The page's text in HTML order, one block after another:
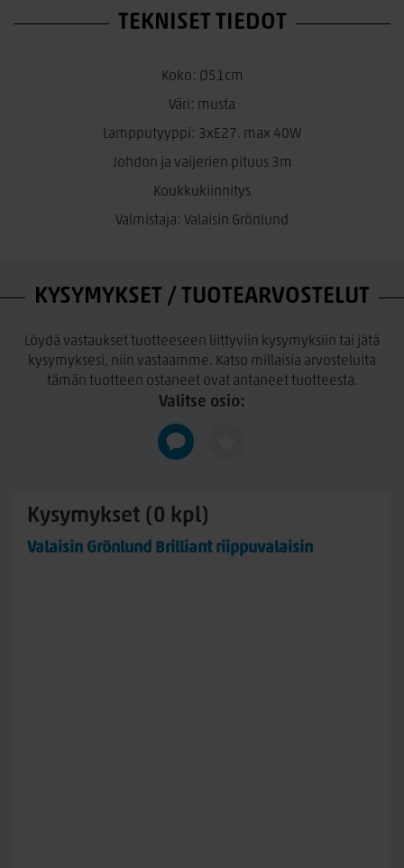
TEKNISET TIEDOT
Koko: Ø51cm
Väri: musta
Lampputyyppi: 3xE27. max 40W
Johdon ja vaijerien pituus 3m
Koukkukiinnitys
Valmistaja: Valaisin Grönlund
KYSYMYKSET / TUOTEARVOSTELUT
Löydä vastaukset tuotteeseen liittyviin kysymyksiin tai jätä
kysymyksesi, niin vastaamme. Katso millaisia arvosteluita
tämän tuotteen ostaneet ovat antaneet tuotteesta.
Valitse osio:
Kysymykset (0 kpl)
Valaisin Grönlund Brilliant riippuvalaisin